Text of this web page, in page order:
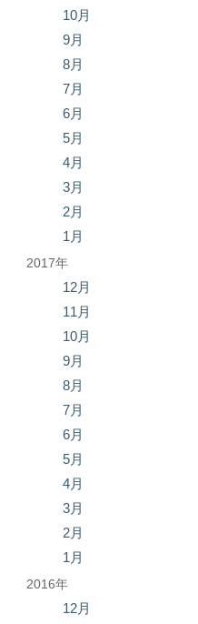
10月
9月
8月
7月
6月
5月
4月
3月
2月
1月
2017年
12月
11月
10月
9月
8月
7月
6月
5月
4月
3月
2月
1月
2016年
12月